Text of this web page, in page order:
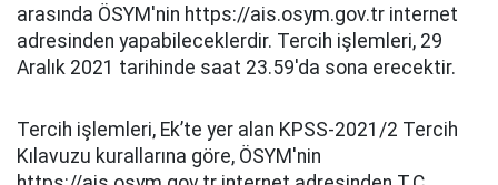
arasında ÖSYM'nin https://ais.osym.gov.tr internet
adresinden yapabileceklerdir. Tercih işlemleri, 29
Aralık 2021 tarihinde saat 23.59'da sona erecektir.
Tercih işlemleri, Ek’te yer alan KPSS-2021/2 Tercih
Kılavuzu kurallarına göre, ÖSYM'nin